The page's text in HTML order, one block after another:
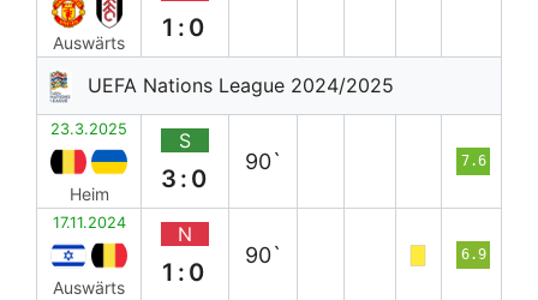
Auswärts
1:0
UEFA Nations League 2024/2025
23.3.2025
Heim
S
3:0
90` 7.6
17.11.2024
Auswärts
N
1:0
90` 6.9